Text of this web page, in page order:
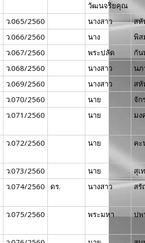
วัฒนจริยคุณ
ว.065/2560 นางสาว
สหั
ว.066/2560 นาง
พิส
ว.067/2560 พระปลัด
กัน
ว.068/2560 นางสาว
นภ
ว.069/2560 นางสาว
สหั
ว.070/2560 นาย
จัก
ว.071/2560 นาย มง
ว.072/2560 นาย คะ
ว.073/2560 นาย
สุเ
ว.074/2560 ดร. นางสาว ส
ว.075/2560 พระมหา ป